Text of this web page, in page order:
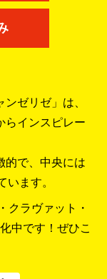
ゼリゼ」は、
らインスピレー
的で、中央には
います。
クラヴァット・
中です！ ぜひこ